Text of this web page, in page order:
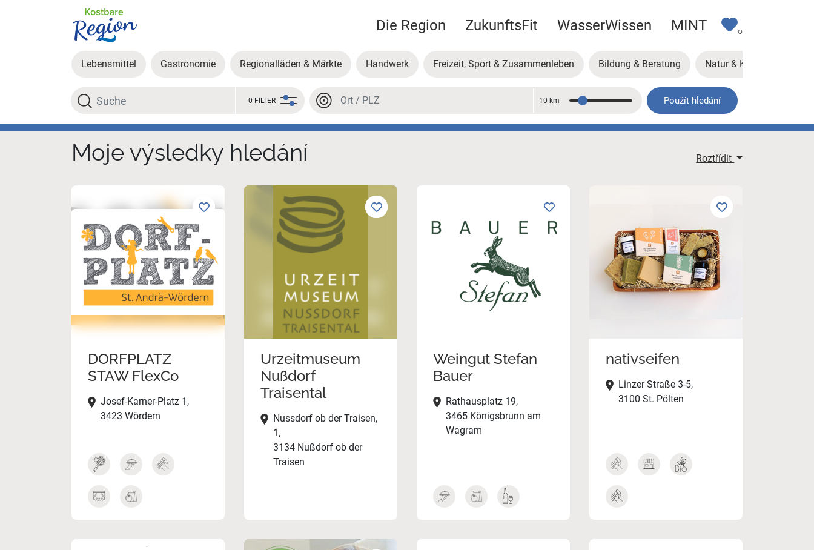
Die Region ZukunftsFit WasserWissen MINT 0
Lebensmittel Gastronomie Regionalläden & Märkte Handwerk Freizeit, Sport & Zusammenleben Bildung & Beratung Natur & Klima
Hledat
0 FILTER Místo nebo PSČ
Vzdálenost
10 km Použít hledání
Moje výsledky hledání Roztřídit
DORFPLATZ
STAW FlexCo
Josef-Karner-Platz 1,
3423 Wördern
Urzeitmuseum
Nußdorf
Traisental
Nussdorf ob der Traisen,
1,
3134 Nußdorf ob der
Traisen
Weingut Stefan
Bauer
Rathausplatz 19,
3465 Königsbrunn am
Wagram
nativseifen
Linzer Straße 3-5,
3100 St. Pölten